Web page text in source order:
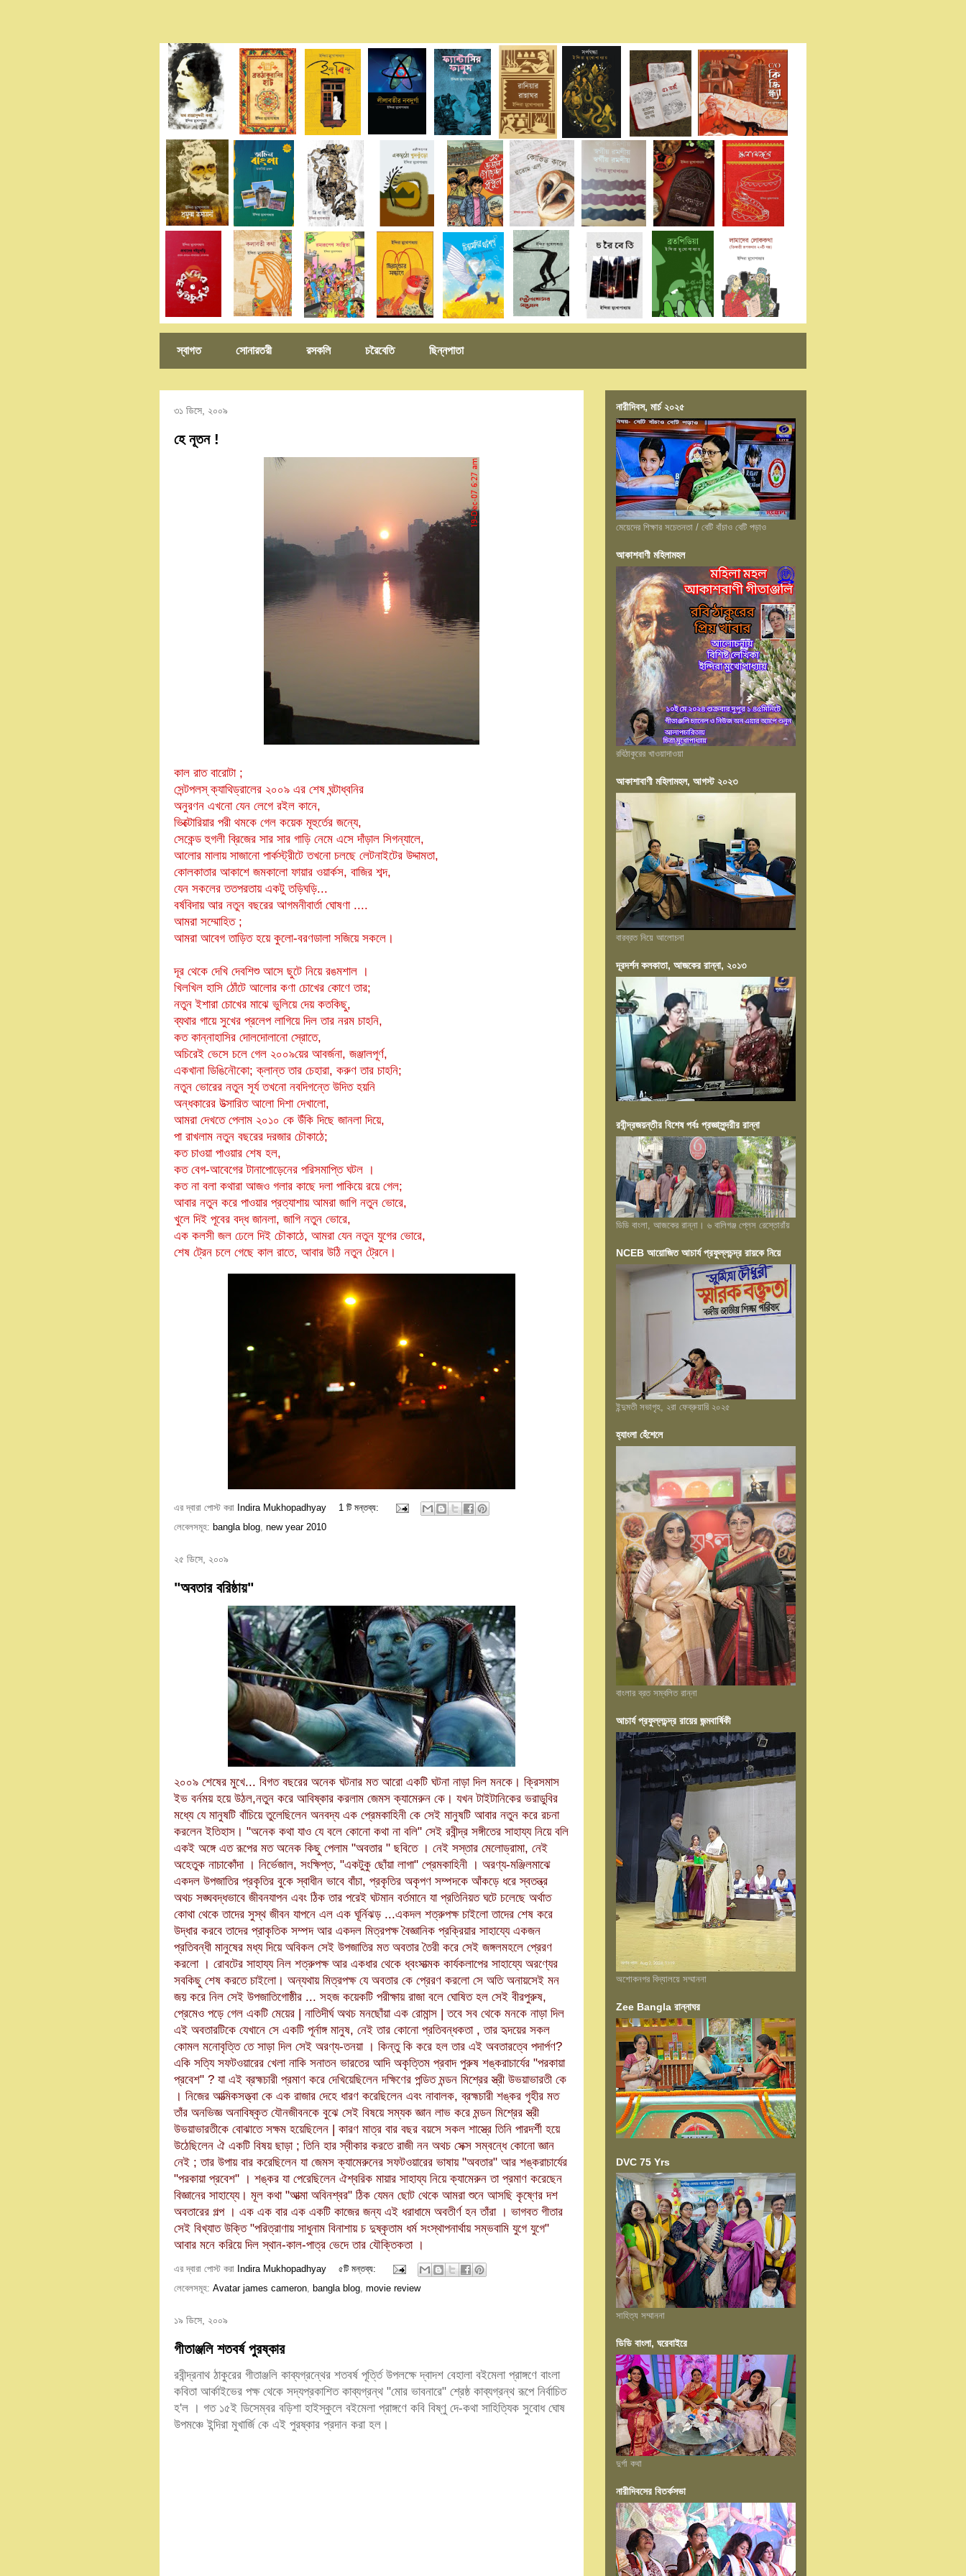
স্বাগত সোনারতরী রসকলি চরৈবেতি ছিন্নপাতা
৩১ ডিসে, ২০০৯
হে নূতন !
কাল রাত বারোটা ;
সেন্টপলস্‌ ক্যাথিড্রালের ২০০৯ এর শেষ ঘন্টাধ্বনির
অনুরণন এখনো যেন লেগে র‌ইল কানে,
ভিক্টোরিয়ার পরী থমকে গেল কয়েক মূহুর্তের জন্যে,
সেকেন্ড হুগলী ব্রিজের সার সার গাড়ি নেমে এসে দাঁড়াল সিগন্যালে,
আলোর মালায় সাজানো পার্কস্ট্রীটে তখনো চলছে লেটনাইটের উদ্দামতা,
কোলকাতার আকাশে জমকালো ফায়ার ওয়ার্কস, বাজির শব্দ,
যেন সকলের ততপরতায় একটু তড়িঘড়ি...
বর্ষবিদায় আর নতুন বছরের আগমনীবার্তা ঘোষণা ....
আমরা সম্মোহিত ;
আমরা আবেগ তাড়িত হয়ে কুলো-বরণডালা সজিয়ে সকলে ।
দূর থেকে দেখি দেবশিশু আসে ছুটে নিয়ে রঙমশাল ।
খিলখিল হাসি ঠোঁটে আলোর কণা চোখের কোণে তার;
নতুন ইশারা চোখের মাঝে ভুলিয়ে দেয় কতকিছু,
ব্যথার গায়ে সুখের প্রলেপ লাগিয়ে দিল তার নরম চাহনি,
কত কান্নাহাসির দোলদোলানো স্রোতে,
অচিরেই ভেসে চলে গেল ২০০৯য়ের আবর্জনা, জঞ্জালপূর্ণ,
একখানা ডিঙিনৌকো; ক্লান্ত তার চেহারা, করুণ তার চাহনি;
নতুন ভোরের নতুন সূর্য তখনো নবদিগন্তে উদিত হয়নি
অন্ধকারের উত্সারিত আলো দিশা দেখালো,
আমরা দেখতে পেলাম ২০১০ কে উঁকি দিছে জানলা দিয়ে,
পা রাখলাম নতুন বছরের দরজার চৌকাঠে;
কত চাওয়া পাওয়ার শেষ হল,
কত বেগ-আবেগের টানাপোড়েনের পরিসমাপ্তি ঘটল ।
কত না বলা কথারা আজও গলার কাছে দলা পাকিয়ে রয়ে গেল;
আবার নতুন করে পাওয়ার প্রত্যাশায় আমরা জাগি নতুন ভোরে,
খুলে দিই পূবের বদ্ধ জানলা, জাগি নতুন ভোরে,
এক কলসী জল ঢেলে দিই চৌকাঠে, আমরা যেন নতুন যুগের ভোরে,
শেষ ট্রেন চলে গেছে কাল রাতে, আবার উঠি নতুন ট্রেনে।
এর দ্বারা পোস্ট করা Indira Mukhopadhyay
1 টি মন্তব্য:
লেবেলসমূহ: bangla blog new year 2010
২৫ ডিসে, ২০০৯
"অবতার বরিষ্ঠায়"
২০০৯ শেষের মুখে... বিগত বছরের অনেক ঘটনার মত আরো একটি ঘটনা নাড়া দিল মনকে। ক্রিসমাস
ইভ বর্নময় হয়ে উঠল,নতুন করে আবিষ্কার করলাম জেমস ক্যামেরুন কে। যখন টাইটানিকের ভরাডুবির
মধ্যে যে মানুষটি বাঁচিয়ে তুলেছিলেন অনবদ্য এক প্রেমকাহিনী কে সেই মানুষটি আবার নতুন করে রচনা
করলেন ইতিহাস। "অনেক কথা যাও যে বলে কোনো কথা না বলি" সেই রবীন্দ্র সঙ্গীতের সাহায্য নিয়ে বলি
এক‌ই অঙ্গে এত রূপের মত অনেক কিছু পেলাম "অবতার " ছবিতে । নেই সস্তার মেলোড্রামা, নেই
অহেতুক নাচাকোঁদা । নির্ভেজাল, সংক্ষিপ্ত, "একটুকু ছোঁয়া লাগা" প্রেমকাহিনী । অরণ্য-মঞ্জিলমাঝে
একদল উপজাতির প্রকৃতির বুকে স্বাধীন ভাবে বাঁচা, প্রকৃতির অকৃপণ সম্পদকে আঁকড়ে ধরে স্বতন্ত্র
অথচ সঙ্ঘবদ্ধভাবে জীবনযাপন এবং ঠিক তার পরেই ঘটমান বর্তমানে যা প্রতিনিয়ত ঘটে চলেছে অর্থাত
কোথা থেকে তাদের সুস্থ জীবন যাপনে এল এক ঘূর্নিঝড় ...একদল শত্রুপক্ষ চাইলো তাদের শেষ করে
উদ্ধার করবে তাদের প্রাকৃতিক সম্পদ আর একদল মিত্রপক্ষ বৈজ্ঞানিক প্রক্রিয়ার সাহায্যে একজন
প্রতিবন্ধী মানুষের মধ্য দিয়ে অবিকল সেই উপজাতির মত অবতার তৈরী করে সেই জঙ্গলমহলে প্রেরণ
করলো । রোবটের সাহায্য নিল শত্রুপক্ষ আর একধার থেকে ধ্বংসাত্মক কার্যকলাপের সাহায্যে অরণ্যের
সবকিছু শেষ করতে চাইলো। অন্যথায় মিত্রপক্ষ যে অবতার কে প্রেরণ করলো সে অতি অনায়সেই মন
জয় করে নিল সেই উপজাতিগোষ্ঠীর ... সহজ কয়েকটি পরীক্ষায় রাজা বলে ঘোষিত হল সেই বীরপুরুষ,
প্রেমেও পড়ে গেল একটি মেয়ের | নাতিদীর্ঘ অথচ মনছোঁয়া এক রোমান্স | তবে সব থেকে মনকে নাড়া দিল
এই অবতারটিকে যেখানে সে একটি পূর্নাঙ্গ মানুষ, নেই তার কোনো প্রতিবন্ধকতা , তার হৃদয়ের সকল
কোমল মনোবৃত্তি তে সাড়া দিল সেই অরণ্য-তনয়া । কিন্তু কি করে হল তার এই অবতারত্বে পদার্পণ?
একি সত্যি সফটওয়ারের খেলা নাকি সনাতন ভারতের আদি অকৃত্তিম প্রবাদ পুরুষ শঙ্করাচার্যের "পরকায়া
প্রবেশ" ? যা এই ব্রহ্মচারী প্রমাণ করে দেখিয়েছিলেন দক্ষিণের পন্ডিত মন্ডন মিশ্রের স্ত্রী উভয়াভারতী কে
। নিজের আত্মিকসত্ত্বা কে এক রাজার দেহে ধারণ করেছিলেন এবং নাবালক, ব্রহ্মচারী শঙ্কর গৃহীর মত
তাঁর অনভিজ্ঞ অনাবিষ্কৃত যৌনজীবনকে বুঝে সেই বিষয়ে সম্যক জ্ঞান লাভ করে মন্ডন মিশ্রের স্ত্রী
উভয়াভারতীকে বোঝাতে সক্ষম হয়েছিলেন | কারণ মাত্র বার বছর বয়সে সকল শাস্ত্রে তিনি পারদর্শী হয়ে
উঠেছিলেন ঐ একটি বিষয় ছাড়া ; তিনি হার স্বীকার করতে রাজী নন অথচ সেক্স সম্বন্ধে কোনো জ্ঞান
নেই ; তার উপায় বার করেছিলেন যা জেমস ক্যামেরুনের সফটওয়ারের ভাষায় "অবতার" আর শঙ্করাচার্যের
"পরকায়া প্রবেশ" । শঙ্কর যা পেরেছিলেন ঐশ্বরিক মায়ার সাহায্য নিয়ে ক্যামেরুন তা প্রমাণ করেছেন
বিজ্ঞানের সাহায্যে। মূল কথা "আত্মা অবিনশ্বর" ঠিক যেমন ছোট থেকে আমরা শুনে আসছি কৃষ্ণের দশ
অবতারের গল্প । এক এক বার এক একটি কাজের জন্য এই ধরাধামে অবতীর্ণ হন তাঁরা । ভাগবত গীতার
সেই বিখ্যাত উক্তি "পরিত্রাণায় সাধুনাম বিনাশায় চ দুষ্কৃতাম ধর্ম সংস্থাপনার্থায় সম্ভবামি যুগে যুগে"
আবার মনে করিয়ে দিল স্থান-কাল-পাত্র ভেদে তার যৌক্তিকতা ।
এর দ্বারা পোস্ট করা Indira Mukhopadhyay
৫টি মন্তব্য:
লেবেলসমূহ: Avatar james cameron bangla blog movie review
১৯ ডিসে, ২০০৯
গীতাঞ্জলি শতবর্ষ পুরষ্কার
রবীন্দ্রনাথ ঠাকুরের গীতাঞ্জলি কাব্যগ্রন্থের শতবর্ষ পূর্ত্তি উপলক্ষে দ্বাদশ বেহালা ব‌ইমেলা প্রাঙ্গণে বাংলা
কবিতা আর্কাইভের পক্ষ থেকে সদ্যপ্রকাশিত কাব্যগ্রন্থ "মোর ভাবনারে" শ্রেষ্ঠ কাব্যগ্রন্থ রূপে নির্বাচিত
হ'ল । গত ১৫ই ডিসেম্বর বড়িশা হাইস্কুলে ব‌ইমেলা প্রাঙ্গণে কবি বিষ্ণু দে-কথা সাহিত্যিক সুবোধ ঘোষ
উপমঞ্চে ইন্দিরা মুখার্জি কে এই পুরষ্কার প্রদান করা হল।
নারীদিবস, মার্চ ২০২৫
মেয়েদের শিক্ষার সচেতনতা / বেটি বাঁচাও বেটি পড়াও
আকাশবাণী মহিলামহল
রবিঠাকুরের খাওয়াদাওয়া
আকাশাবাণী মহিলামহল, আগস্ট ২০২৩
বারব্রত নিয়ে আলোচনা
দূরদর্শন কলকাতা, আজকের রান্না, ২০১৩
রবীন্দ্রজয়ন্তীর বিশেষ পর্বঃ প্রজ্ঞাসুন্দরীর রান্না
ডিডি বাংলা, আজকের রান্না। ৬ বালিগঞ্জ প্লেস রেস্তোরাঁয়
NCEB আয়োজিত আচার্য প্রফুল্লচন্দ্র রায়কে নিয়ে
ইন্দুমতী সভাগৃহ, ২রা ফেব্রুয়ারি ২০২৫
হ্যাংলা হেঁশেলে
বাংলার ব্রত সম্বলিত রান্না
আচার্য প্রফুল্লচন্দ্র রায়ের জন্মবার্ষিকী
অশোকনগর বিদ্যালয়ে সম্মাননা
Zee Bangla রান্নাঘর
DVC 75 Yrs
সাহিত্য সম্মাননা
ডিডি বাংলা, ঘরেবাইরে
দুর্গা কথা
নারীদিবসের বিতর্কসভা